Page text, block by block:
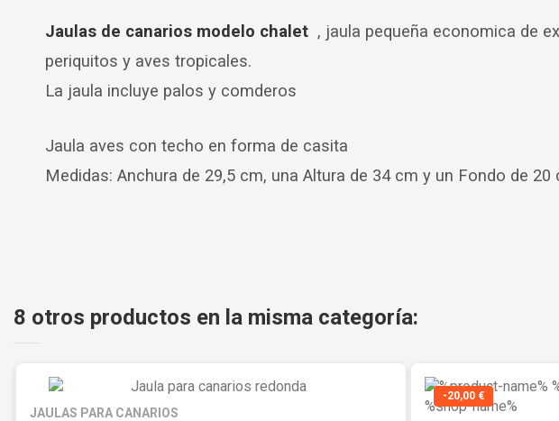
Jaulas de canarios modelo chalet , jaula pequeña economica de
periquitos y aves tropicales.
La jaula incluye palos y comderos
Jaula aves con techo en forma de casita
Medidas:Anchura de 29,5 cm, una Altura de 34 cm y un Fondo de 20
8 otros productos en la misma categoría:
JAULAS PARA CANARIOS
-20,00 €